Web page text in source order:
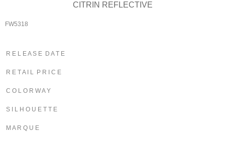
CITRIN REFLECTIVE
FW5318
R E L E A S E D A T E
R E T A I L P R I C E
C O L O R W A Y
S I L H O U E T T E
M A R Q U E